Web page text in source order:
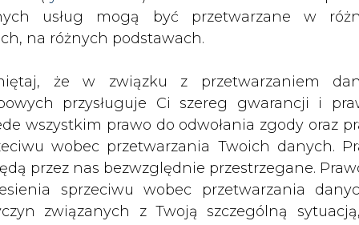
na różnych podstawach.
przysługuje Ci szereg gwarancji i
wszystkim prawo do odwołania zgody oraz
wobec przetwarzania Twoich danych.
przez nas bezwzględnie przestrzegane.
sprzeciwu wobec przetwarzania
związanych z Twoją szczególną
wniesieniu prawa do sprzeciwu Twoje
z 52 tys. klientów, których
wtorkowy "Puls Biznesu".
rozpoczął już proces przejmowania